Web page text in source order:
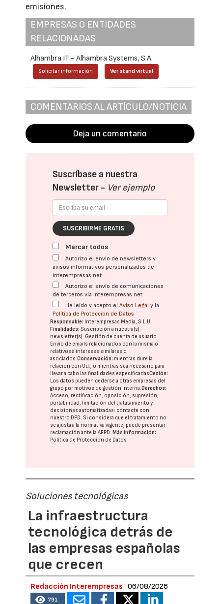
emisiones.
EMPRESAS O ENTIDADES
RELACIONADAS
Alhambra IT - Alhambra Systems, S.A.
Solicitar información Ver stand virtual
COMENTARIOS AL ARTÍCULO/NOTICIA
Deja un comentario
Suscríbase a nuestra
Newsletter - Ver ejemplo
SUSCRIBIRME GRATIS
Marcar todos
Autorizo el envío de newsletters y
avisos informativos personalizados de
interempresas.net
Autorizo el envío de comunicaciones
de terceros vía interempresas.net
He leído y acepto elAviso Legal y la
Política de Protección de Datos
Responsable: Interempresas Media, S.L.U.
Finalidades: Suscripción a nuestra(s)
newsletter(s). Gestión de cuenta de usuario.
Envío de emails relacionados con la misma o
relativos a intereses similares o
asociados.Conservación: mientras dure la
relación con Ud., o mientras sea necesario para
llevar a cabo las finalidades especificadasCesión:
Los datos pueden cederse a otras empresas del
grupo por motivos de gestión interna.Derechos:
Acceso, rectificación, oposición, supresión,
portabilidad, limitación del tratatamiento y
decisiones automatizadas: contacte con
nuestro DPD . Si considera que el tratamiento no
se ajusta a la normativa vigente, puede presentar
reclamación ante laAEPD .Más información:
Política de Protección de Datos
Soluciones tecnológicas
La infraestructura
tecnológica detrás de
las empresas españolas
que crecen
Redacción Interempresas 06/08/2026
791